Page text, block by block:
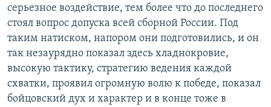
серьезное воздействие, тем более что до последнего
стоял вопрос допуска всей сборной России. Под
таким натиском, напором они подготовились, и он
так незаурядно показал здесь хладнокровие,
высокую тактику, стратегию ведения каждой
схватки, проявил огромную волю к победе, показал
бойцовский дух и характер и в конце тоже в